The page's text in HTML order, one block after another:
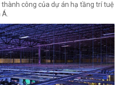
công của dự án hạ tầng trí tuệ